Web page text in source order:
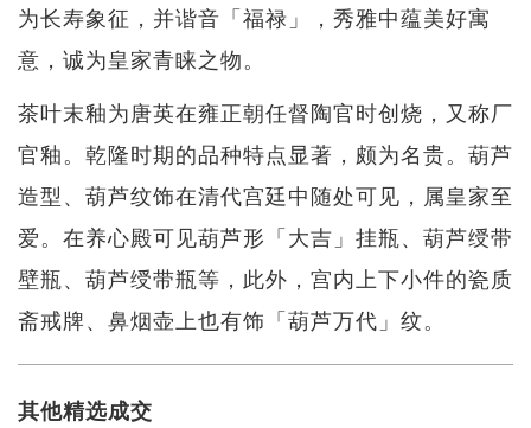
为长寿象征，并谐音「福禄」，秀雅中蕴美好寓
意，诚为皇家青睐之物。
茶叶末釉为唐英在雍正朝任督陶官时创烧，又称厂
官釉。乾隆时期的品种特点显著，颇为名贵。葫芦
造型、葫芦纹饰在清代宫廷中随处可见，属皇家至
爱。在养心殿可见葫芦形「大吉」挂瓶、葫芦绶带
壁瓶、葫芦绶带瓶等，此外，宫内上下小件的瓷质
斋戒牌、鼻烟壶上也有饰「葫芦万代」纹。
其他精选成交